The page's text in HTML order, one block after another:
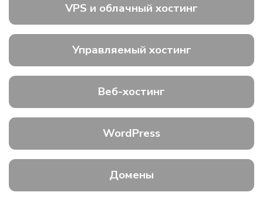
VPS и облачный хостинг
Управляемый хостинг
Веб-хостинг
WordPress
Домены